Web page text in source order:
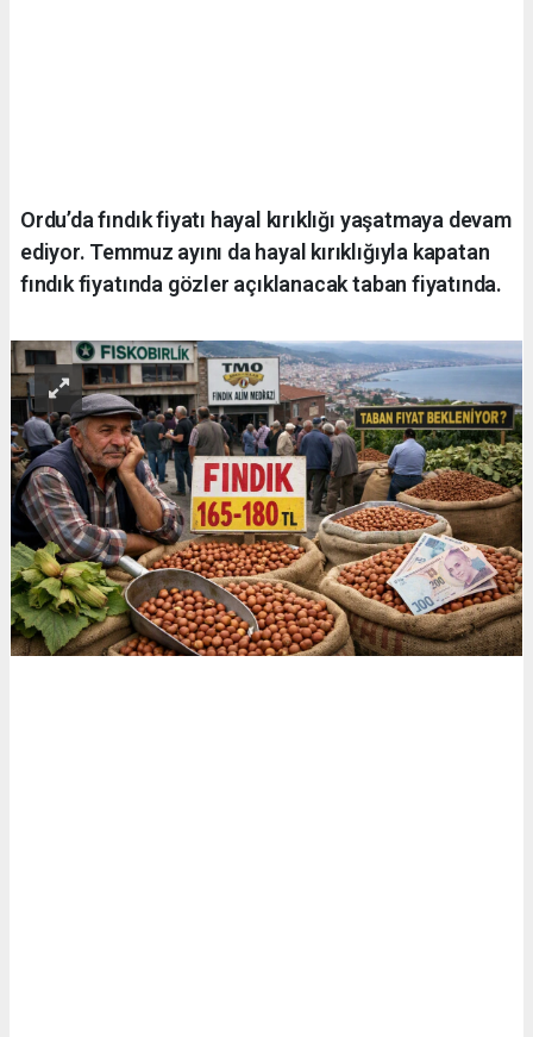
Ordu’da fındık fiyatı hayal kırıklığı yaşatmaya devam
ediyor. Temmuz ayını da hayal kırıklığıyla kapatan
fındık fiyatında gözler açıklanacak taban fiyatında.